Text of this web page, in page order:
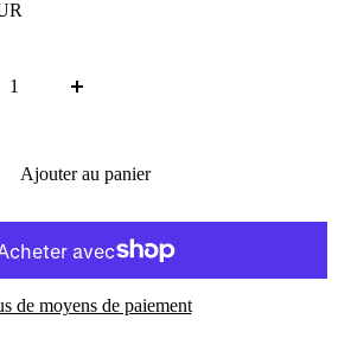
Ajouter au panier
de moyens de paiement